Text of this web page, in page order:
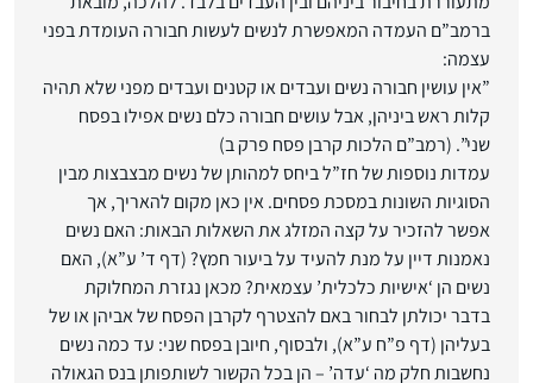
ברמב”ם העמדה המאפשרת לנשים לעשות חבורה העומדת בפני
‏עצמה:‏
‏”אין עושין חבורה נשים ועבדים או קטנים ועבדים מפני שלא תהיה
קלות ראש ביניהן, אבל עושים חבורה כלם נשים ‏אפילו בפסח
שני”. (רמב”ם הלכות קרבן פסח פרק ב)‏
עמדות נוספות של חז”ל ביחס למהותן של נשים מבצבצות מבין
הסוגיות השונות במסכת פסחים. אין כאן מקום ‏להאריך, אך
אפשר להזכיר על קצה המזלג את השאלות הבאות: האם נשים
נאמנות דיין על מנת להעיד על ביעור ‏חמץ? (דף ד’ ע”א), האם
נשים הן ‘אישיות כלכלית’ עצמאית? מכאן נגזרת המחלוקת
בדבר יכולתן לבחור באם ‏להצטרף לקרבן הפסח של אביהן או של
בעליהן (דף פ”ח ע”א), ולבסוף, חיובן בפסח שני: עד כמה נשים
נחשבות ‏חלק מה ‘עדה’ – הן בכל הקשור לשותפותן בנס הגאולה